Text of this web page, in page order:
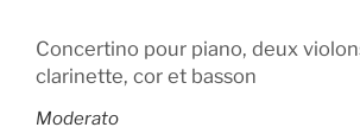
Concertino pour piano, deux
clarinette, cor et basson
Moderato